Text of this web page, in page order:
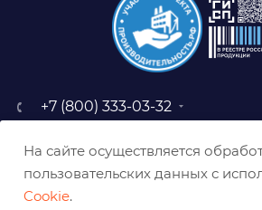
+7 (800) 333-03-32
baz@belabraziv.ru
308009, Россия, г. Белгород,
На сайте осуществляется
пользовательских данных с
Cookie.